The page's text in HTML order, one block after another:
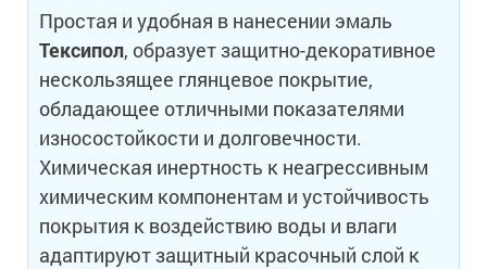
Простая и удобная в нанесении эмаль
Тексипол, образует защитно-декоративное
нескользящее глянцевое покрытие,
обладающее отличными показателями
износостойкости и долговечности.
Химическая инертность к неагрессивным
химическим компонентам и устойчивость
покрытия к воздействию воды и влаги
адаптируют защитный красочный слой к